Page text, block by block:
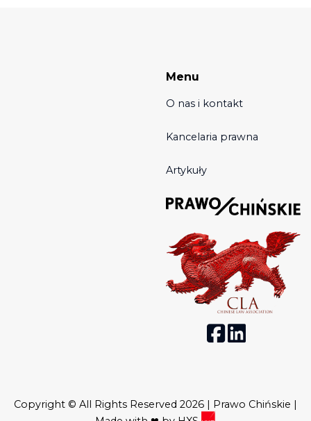
Menu
O nas i kontakt
Kancelaria prawna
Artykuły
Copyright © All Rights Reserved 2026 | Prawo Chińskie |